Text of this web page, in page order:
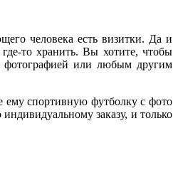
человека есть визитки. Да и
то хранить. Вы хотите, чтобы
фотографией или любым другим
ему спортивную футболку с фото
заказу, и только